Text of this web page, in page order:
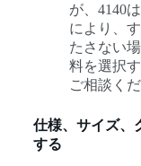
が、4140
により、
たさない
料を選択
ご相談くだ
仕様、サイズ、
する